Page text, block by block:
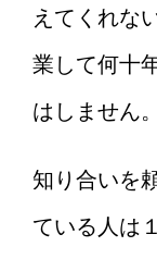
えてくれな
業して何十
はしません。
知り合いを
ている人は